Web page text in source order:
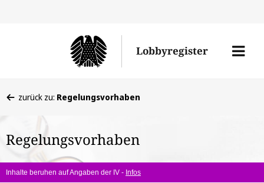
Lobbyregister
Menü
befinden
hier:
zurück zu: Regelungsvorhaben
Regelungsvorhaben
Inhalte beruhen auf Angaben der IV - Infos